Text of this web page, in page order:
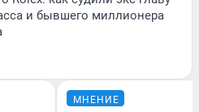
и бывшего миллионера
МНЕНИЕ